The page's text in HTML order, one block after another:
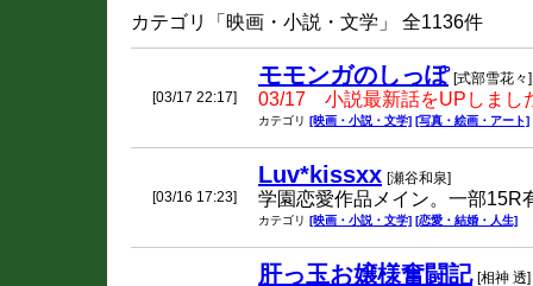
カテゴリ「映画・小説・文学」 全1136件
[03/17 22:17]
モモンガのしっぽ [式部雪花々]
03/17 小説最新話をUPしまし
カテゴリ [映画・小説・文学] [写真・絵画・アート]
[03/16 17:23]
Luv*kissxx [瀬谷和泉]
学園恋愛作品メイン。一部15R
カテゴリ [映画・小説・文学] [恋愛・結婚・人生]
肝っ玉お嬢様奮闘記 [相神 透]